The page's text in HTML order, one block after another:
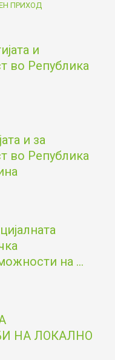
ПРИХОД
и
во Република
и за
во Република
на ...
НА ЛОКАЛНО